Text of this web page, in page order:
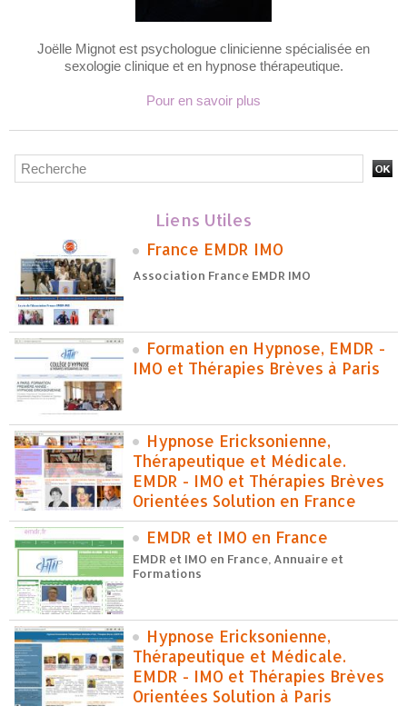
Joëlle Mignot est psychologue clinicienne spécialisée en
sexologie clinique et en hypnose thérapeutique.
Pour en savoir plus
Liens Utiles
France EMDR IMO
Association France EMDR IMO
Formation en Hypnose, EMDR -
IMO et Thérapies Brèves à Paris
Hypnose Ericksonienne,
Thérapeutique et Médicale.
EMDR - IMO et Thérapies Brèves
Orientées Solution en France
EMDR et IMO en France
EMDR et IMO en France, Annuaire et
Formations
Hypnose Ericksonienne,
Thérapeutique et Médicale.
EMDR - IMO et Thérapies Brèves
Orientées Solution à Paris